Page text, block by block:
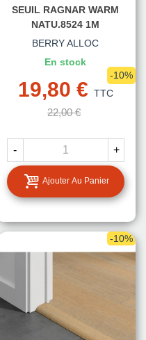
SEUIL RAGNAR WARM
NATU.8524 1M
BERRY ALLOC
En stock
19,80 € TTC
22,00 €
-10%
- +
Ajouter Au Panier
-10%